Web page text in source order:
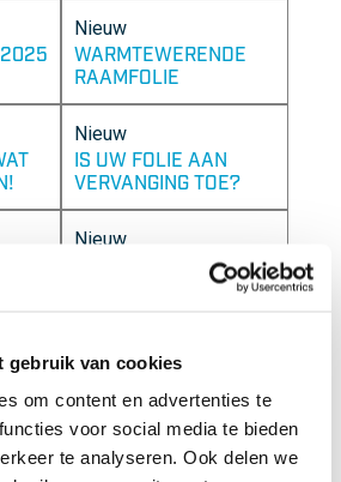
gebruik van cookies
om content en advertenties te
voor social media te bieden
te analyseren. Ook delen we
2025
Nieuw
WARMTEWERENDE
RAAMFOLIE
Nieuw
IS UW FOLIE AAN
VERVANGING TOE?
Nieuw
DESIGN GLASFOLIE
Nieuw
WILT U MEER
PRIVACY?